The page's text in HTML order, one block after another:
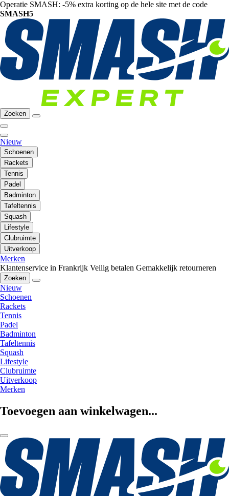
Operatie SMASH: -5% extra korting op de hele site met de code
SMASH5
Zoeken
Nieuw
Schoenen
Rackets
Tennis
Padel
Badminton
Tafeltennis
Squash
Lifestyle
Clubruimte
Uitverkoop
Merken
Klantenservice in Frankrijk Veilig betalen Gemakkelijk retourneren
Zoeken
Nieuw
Schoenen
Rackets
Tennis
Padel
Badminton
Tafeltennis
Squash
Lifestyle
Clubruimte
Uitverkoop
Merken
Toevoegen aan winkelwagen...